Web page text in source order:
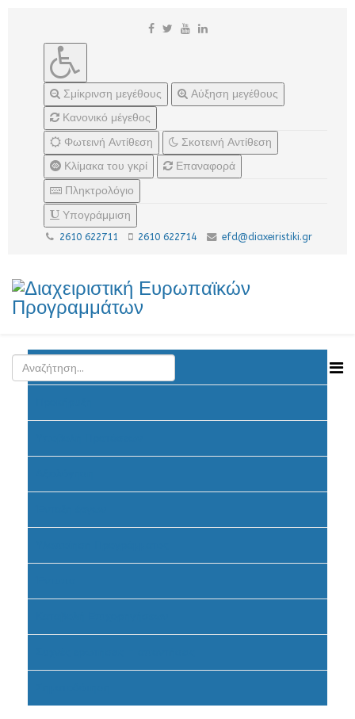
Σμίκρινση μεγέθους
Αύξηση μεγέθους
Κανονικό μέγεθος
Φωτεινή Αντίθεση
Σκοτεινή Αντίθεση
Κλίμακα του γκρί
Επαναφορά
Πληκτρολόγιο
Υπογράμμιση
2610 622711 2610 622714 efd@diaxeiristiki.gr
Ανακοινώσεις